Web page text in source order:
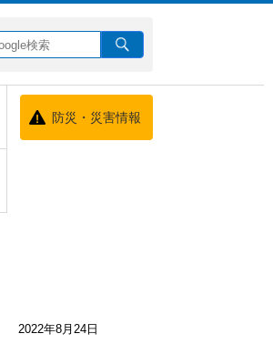
防災・災害情報
2022年8月24日